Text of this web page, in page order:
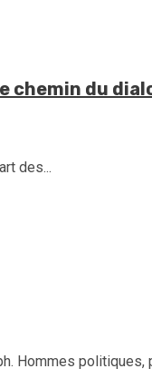
chemin du
des...
Hommes politiques,